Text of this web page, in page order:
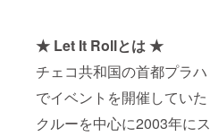
★ Let It Rollとは ★
チェコ共和国の首都プラハ
でイベントを開催していた
クルーを中心に2003年にス